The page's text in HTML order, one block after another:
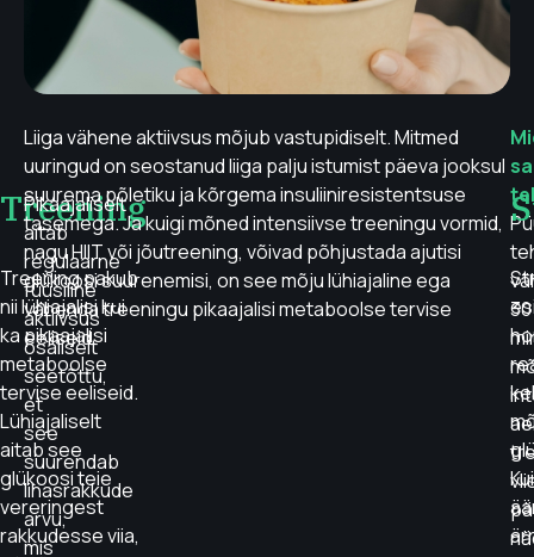
Treening
Treening pakub
nii lühiajalisi kui
ka pikaajalisi
metaboolse
tervise eeliseid.
Lühiajaliselt
aitab see
glükoosi teie
vereringest
rakkudesse viia,
Pikaajaliselt
aitab
regulaarne
füüsiline
aktiivsus
osaliselt
seetõttu,
et
see
suurendab
lihasrakkude
arvu,
mis
Liiga vähene aktiivsus mõjub vastupidiselt. Mitmed
uuringud on seostanud liiga palju istumist päeva jooksul
suurema põletiku ja kõrgema insuliiniresistentsuse
tasemega. Ja kuigi mõned intensiivse treeningu vormid,
nagu HIIT või jõutreening, võivad põhjustada ajutisi
glükoosi suurenemisi, on see mõju lühiajaline ega
vähenda treeningu pikaajalisi metaboolse tervise
eeliseid.
30